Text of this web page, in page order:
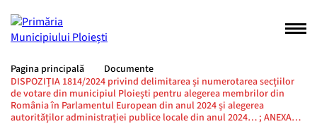
Pagina principală
Documente
DISPOZIȚIA 1814/2024 privind delimitarea și numerotarea secțiilor
de votare din municipiul Ploiești pentru alegerea membrilor din
România în Parlamentul European din anul 2024 și alegerea
autorităților administrației publice locale din anul 2024… ; ANEXA…